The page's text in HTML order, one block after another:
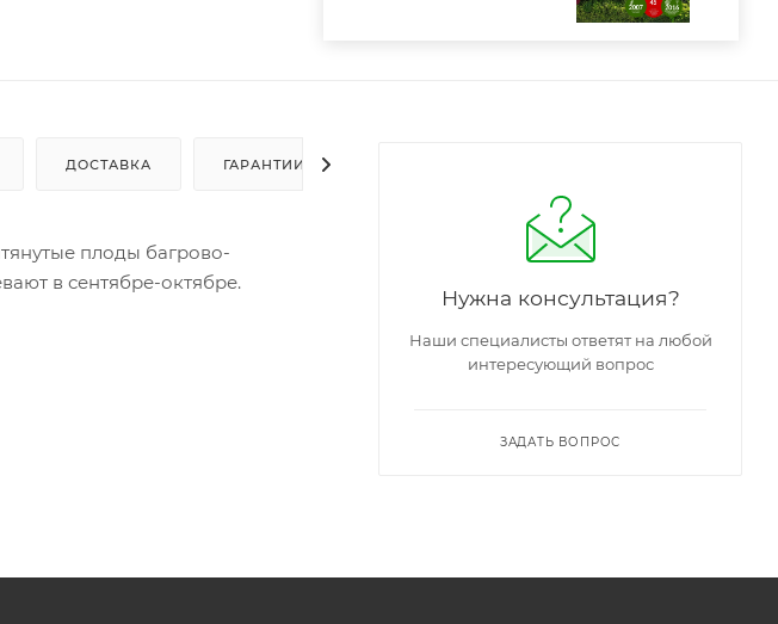
ДОСТАВКА ГАРАНТИИ
плоды багрово-
в сентябре-октябре.
Нужна консультация?
Наши специалисты ответят на любой
интересующий вопрос
ЗАДАТЬ ВОПРОС